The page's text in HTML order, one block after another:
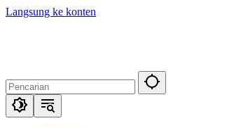
Langsung ke konten